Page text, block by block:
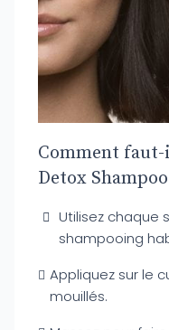
Comment
Detox Shampoo
Utilisez chaque
shampooing
Appliquez sur le
mouillés.